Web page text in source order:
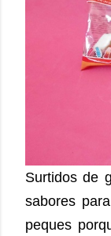
Surtidos de
sabores
peques